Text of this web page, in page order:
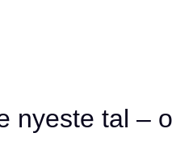
nyeste tal –